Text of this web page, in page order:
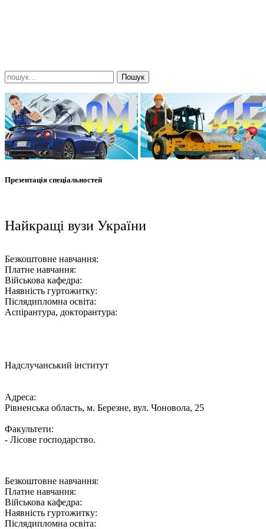
Презентація спеціальностей
Найкращі вузи України
Безкоштовне навчання:
Платне навчання:
Військова кафедра:
Наявність гуртожитку:
Післядипломна освіта:
Аспірантура, докторантура:
Надслучанський інститут
Адреса:
Рівненська область, м. Березне, вул. Чоновола, 25
Факультети:
- Лісове господарство.
Безкоштовне навчання:
Платне навчання:
Військова кафедра:
Наявність гуртожитку:
Післядипломна освіта: